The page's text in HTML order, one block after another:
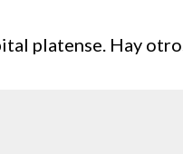
platense. Hay